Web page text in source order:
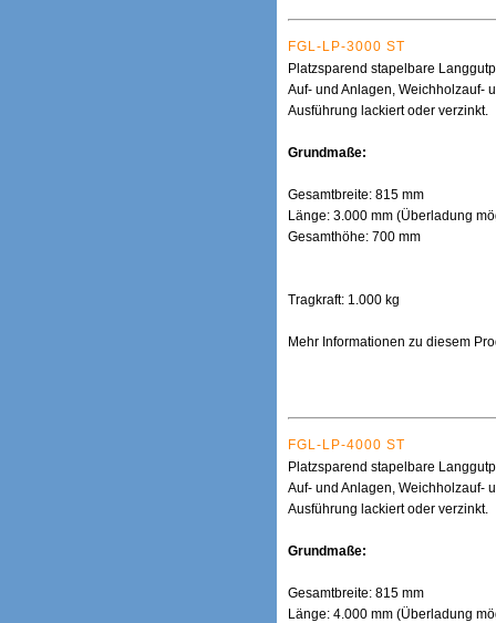
FGL-LP-3000 ST
Platzsparend stapelbare
Auf- und Anlagen, Weichholzauf-
Ausführung lackiert oder verzinkt.
Grundmaße:
Gesamtbreite: 815 mm
Länge: 3.000 mm (Überladung
Gesamthöhe: 700 mm
Tragkraft: 1.000 kg
Mehr Informationen zu diesem
FGL-LP-4000 ST
Platzsparend stapelbare
Auf- und Anlagen, Weichholzauf-
Ausführung lackiert oder verzinkt.
Grundmaße:
Gesamtbreite: 815 mm
Länge: 4.000 mm (Überladung